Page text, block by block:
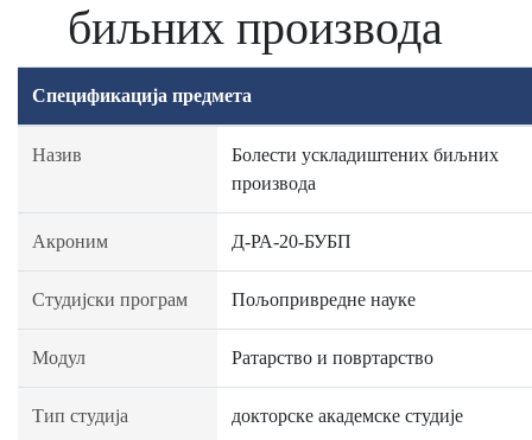
биљних производа
Спецификација предмета
Назив
Болести ускладиштених биљних
производа
Акроним Д-РА-20-БУБП
Студијски програм Пољопривредне науке
Модул Ратарство и повртарство
Тип студија докторске академске студије